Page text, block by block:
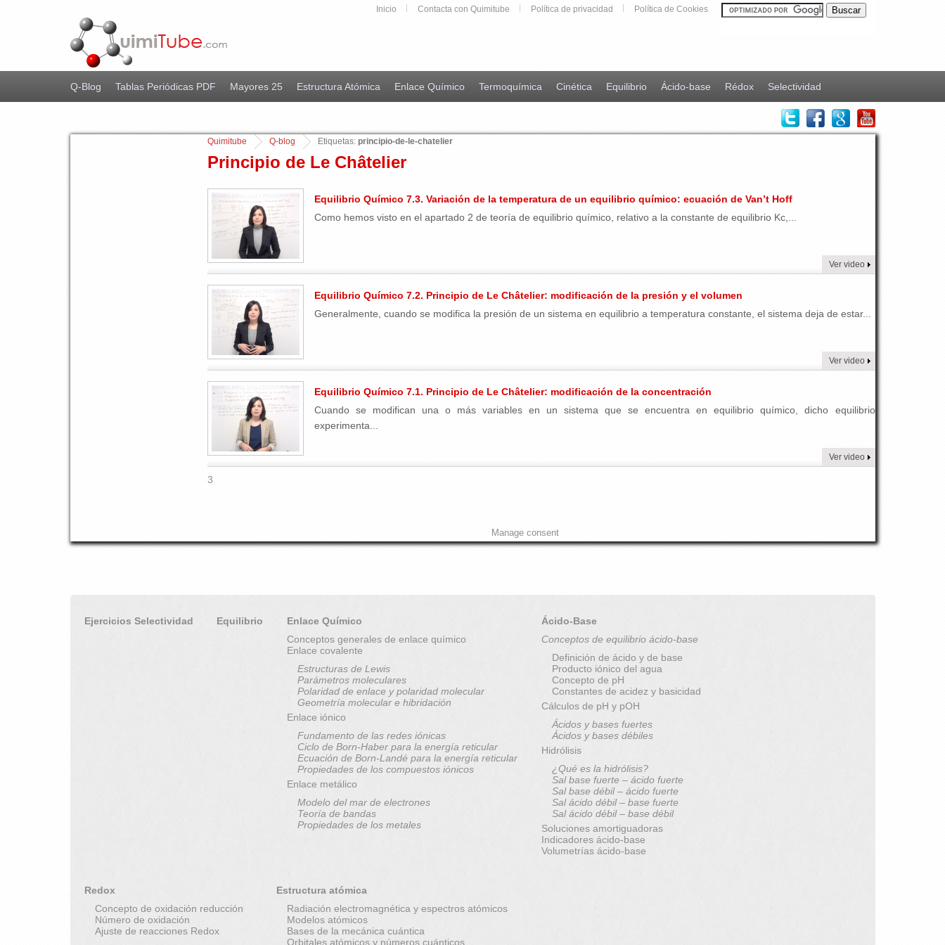
Inicio Contacta con Quimitube Política de privacidad Política de Cookies
Q-Blog Tablas Periódicas PDF Mayores 25 Estructura Atómica Enlace Químico Termoquímica Cinética Equilibrio Ácido-base Rédox Selectividad
Quimitube Q-blog Etiquetas: principio-de-le-chatelier
Principio de Le Châtelier
Equilibrio Químico 7.3. Variación de la temperatura de un equilibrio químico: ecuación de Van’t Hoff
Como hemos visto en el apartado 2 de teoría de equilibrio químico, relativo a la constante de equilibrio Kc,...
Ver video
Equilibrio Químico 7.2. Principio de Le Châtelier: modificación de la presión y el volumen
Generalmente, cuando se modifica la presión de un sistema en equilibrio a temperatura constante, el sistema deja de estar...
Ver video
Equilibrio Químico 7.1. Principio de Le Châtelier: modificación de la concentración
Cuando se modifican una o más variables en un sistema que se encuentra en equilibrio químico, dicho equilibrio
experimenta...
Ver video
3
Ejercicios Selectividad Equilibrio
Enlace Químico
Conceptos generales de enlace químico
Enlace covalente
Estructuras de Lewis
Parámetros moleculares
Polaridad de enlace y polaridad molecular
Geometría molecular e hibridación
Enlace iónico
Fundamento de las redes iónicas
Ciclo de Born-Haber para la energía reticular
Ecuación de Born-Landé para la energía reticular
Propiedades de los compuestos iónicos
Enlace metálico
Modelo del mar de electrones
Teoría de bandas
Propiedades de los metales
Ácido-Base
Conceptos de equilibrio ácido-base
Definición de ácido y de base
Producto iónico del agua
Concepto de pH
Constantes de acidez y basicidad
Cálculos de pH y pOH
Ácidos y bases fuertes
Ácidos y bases débiles
Hidrólisis
¿Qué es la hidrólisis?
Sal base fuerte – ácido fuerte
Sal base débil – ácido fuerte
Sal ácido débil – base fuerte
Sal ácido débil – base débil
Soluciones amortiguadoras
Indicadores ácido-base
Volumetrías ácido-base
Redox
Concepto de oxidación reducción
Número de oxidación
Ajuste de reacciones Redox
Estructura atómica
Radiación electromagnética y espectros atómicos
Modelos atómicos
Bases de la mecánica cuántica
Orbitales atómicos y números cuánticos
Manage consent